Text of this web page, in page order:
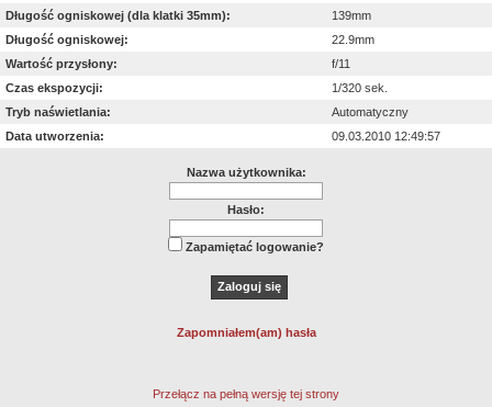
Długość ogniskowej (dla klatki 35mm):
139mm
Długość ogniskowej:
22.9mm
Wartość przysłony:
f/11
Czas ekspozycji:
1/320 sek.
Tryb naświetlania:
Automatyczny
Data utworzenia:
09.03.2010 12:49:57
Nazwa użytkownika:
Hasło:
Zapamiętać logowanie?
Zapomniałem(am) hasła
Przełącz na pełną wersję tej strony